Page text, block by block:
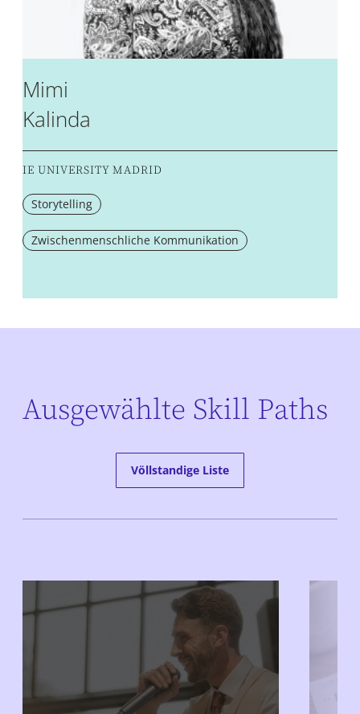
Mimi
Kalinda
IE UNIVERSITY MADRID
Storytelling
Zwischenmenschliche Kommunikation
Ausgewählte Skill Paths
Völlstandige Liste